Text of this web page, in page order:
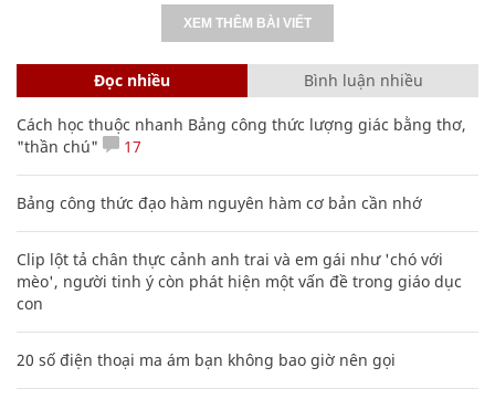
XEM THÊM BÀI VIẾT
Đọc nhiều Bình luận nhiều
Cách học thuộc nhanh Bảng công thức lượng giác bằng thơ,
"thần chú"
17
Bảng công thức đạo hàm nguyên hàm cơ bản cần nhớ
Clip lột tả chân thực cảnh anh trai và em gái như 'chó với
mèo', người tinh ý còn phát hiện một vấn đề trong giáo dục
con
20 số điện thoại ma ám bạn không bao giờ nên gọi